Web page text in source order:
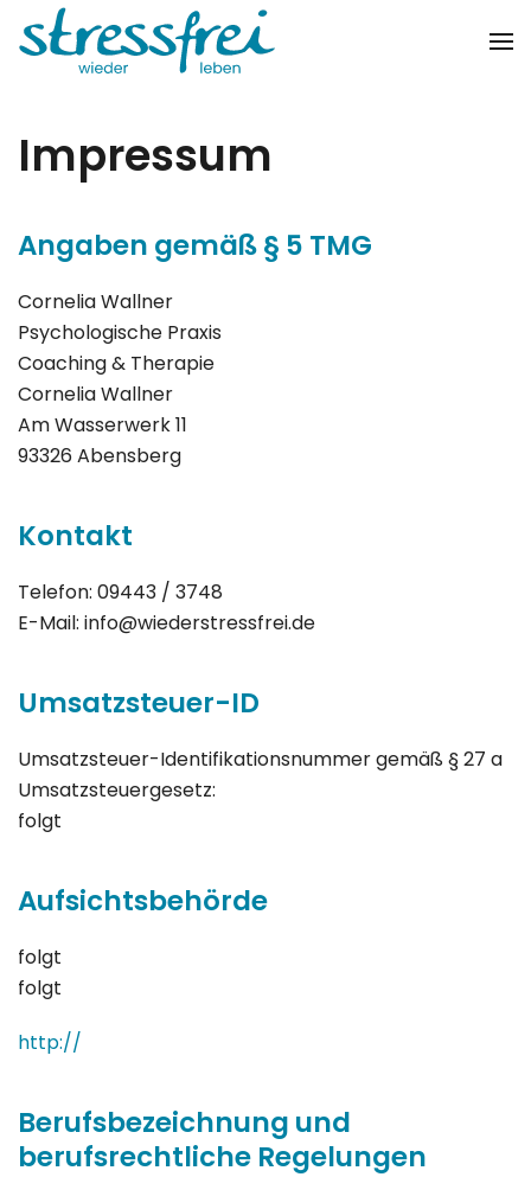
Zum Hauptinhalt springen
Impressum
Angaben gemäß § 5 TMG
Cornelia Wallner
Psychologische Praxis
Coaching & Therapie
Cornelia Wallner
Am Wasserwerk 11
93326 Abensberg
Kontakt
Telefon: 09443 / 3748
E-Mail: info@wiederstressfrei.de
Umsatzsteuer-ID
Umsatzsteuer-Identifikationsnummer gemäß § 27 a
Umsatzsteuergesetz:
folgt
Aufsichtsbehörde
folgt
folgt
http://
Berufsbezeichnung und
berufsrechtliche Regelungen